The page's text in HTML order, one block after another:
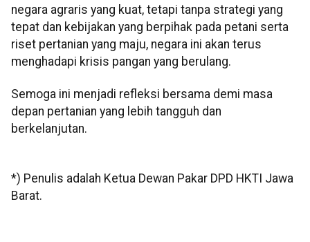
negara agraris yang kuat, tetapi tanpa strategi yang
tepat dan kebijakan yang berpihak pada petani serta
riset pertanian yang maju, negara ini akan terus
menghadapi krisis pangan yang berulang.
Semoga ini menjadi refleksi bersama demi masa
depan pertanian yang lebih tangguh dan
berkelanjutan.
*) Penulis adalah Ketua Dewan Pakar DPD HKTI Jawa
Barat.